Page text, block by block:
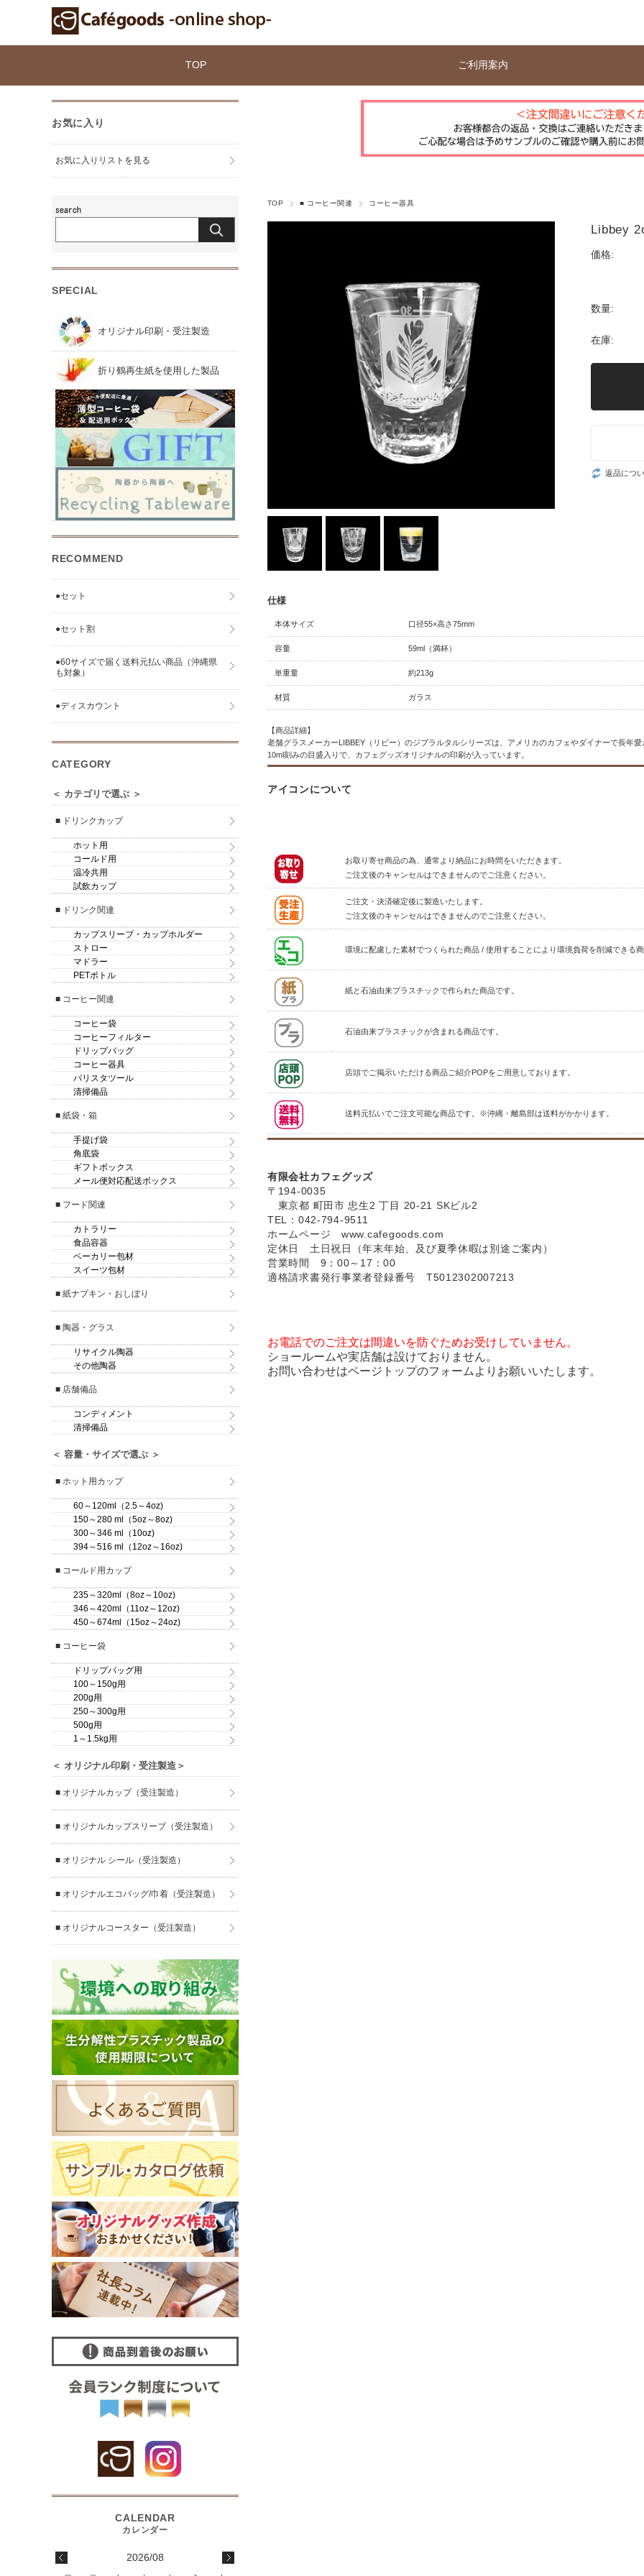
TOP ご利用案内
TOP ■ コーヒー関連 コーヒー器具
Libbey
価格:
数量:
在庫:
返品につ
仕様
本体サイズ 口径55×高さ75mm
容量 59ml（満杯）
単重量 約213g
材質 ガラス
【商品詳細】
老舗グラスメーカーLIBBEY（リビー）のジブラルタルシリーズは、アメリカのカフェやダイナーで長年愛
10ml刻みの目盛入りで、カフェグッズオリジナルの印刷が入っています。
アイコンについて
お取り寄せ商品の為、通常より納品にお時間をいただきます。
ご注文後のキャンセルはできませんのでご注意ください。
ご注文・決済確定後に製造いたします。
ご注文後のキャンセルはできませんのでご注意ください。
環境に配慮した素材でつくられた商品 / 使用することにより環境負荷を削減できる商
紙と石油由来プラスチックで作られた商品です。
石油由来プラスチックが含まれる商品です。
店頭でご掲示いただける商品ご紹介POPをご用意しております。
送料元払いでご注文可能な商品です。※沖縄・離島部は送料がかかります。
有限会社カフェグッズ
〒194-0035
東京都 町田市 忠生2 丁目 20-21 SKビル2
TEL：042-794-9511
ホームページwww.cafegoods.com
定休日 土日祝日（年末年始、及び夏季休暇は別途ご案内）
営業時間 9：00～17：00
適格請求書発行事業者登録番号 T5012302007213
お電話でのご注文は間違いを防ぐためお受けしていません。
ショールームや実店舗は設けておりません。
お問い合わせはページトップのフォームよりお願いいたします。
お気に入り
お気に入りリストを見る
SPECIAL
オリジナル印刷・受注製造
折り鶴再生紙を使用した製品
RECOMMEND
●セット
●セット割
●60サイズで届く送料元払い商品（沖縄県
も対象）
●ディスカウント
CATEGORY
＜ カテゴリで選ぶ ＞
■ ドリンクカップ
ホット用
コールド用
温冷共用
試飲カップ
■ ドリンク関連
カップスリーブ・カップホルダー
ストロー
マドラー
PETボトル
■ コーヒー関連
コーヒー袋
コーヒーフィルター
ドリップバッグ
コーヒー器具
バリスタツール
清掃備品
■ 紙袋・箱
手提げ袋
角底袋
ギフトボックス
メール便対応配送ボックス
■ フード関連
カトラリー
食品容器
ベーカリー包材
スイーツ包材
■ 紙ナプキン・おしぼり
■ 陶器・グラス
リサイクル陶器
その他陶器
■ 店舗備品
コンディメント
清掃備品
＜ 容量・サイズで選ぶ ＞
■ ホット用カップ
60～120ml（2.5～4oz)
150～280 ml（5oz～8oz)
300～346 ml（10oz)
394～516 ml（12oz～16oz)
■ コールド用カップ
235～320ml（8oz～10oz)
346～420ml（11oz～12oz)
450～674ml（15oz～24oz)
■ コーヒー袋
ドリップバッグ用
100～150g用
200g用
250～300g用
500g用
1～1.5kg用
＜ オリジナル印刷・受注製造＞
■ オリジナルカップ（受注製造）
■ オリジナルカップスリーブ（受注製造）
■ オリジナル シール（受注製造）
■ オリジナルエコバッグ/巾着（受注製造）
■ オリジナルコースター（受注製造）
2026/08